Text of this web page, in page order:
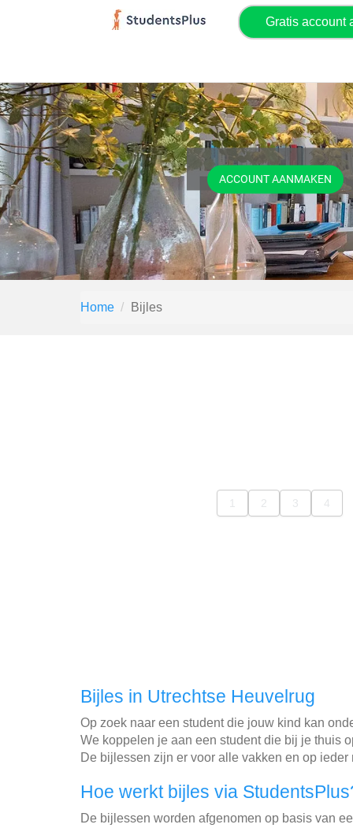
Gratis account
ACCOUNT AANMAKEN
Home Bijles
Bijles in Utrechtse Heuvelrug
Op zoek naar een student die jouw kind kan
We koppelen je aan een student die bij je thuis
De bijlessen zijn er voor alle vakken en op ieder
Hoe werkt bijles via
De bijlessen worden afgenomen op basis van